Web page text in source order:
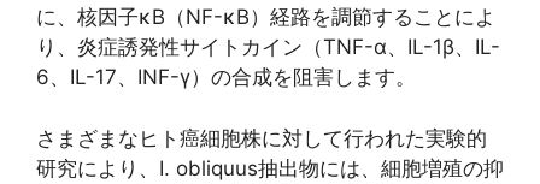
に、核因子κB（NF-κB）経路を調節することによ
り、炎症誘発性サイトカイン（TNF-α、IL-1β、IL-
6、IL-17、INF-γ）の合成を阻害します。
さまざまなヒト癌細胞株に対して行われた実験的
研究により、I. obliquus抽出物には、細胞増殖の抑